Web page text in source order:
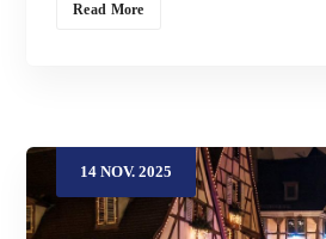
Read More
14 NOV. 2025